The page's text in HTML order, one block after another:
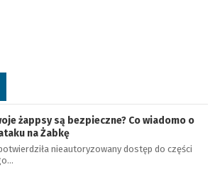
żappsy są bezpieczne? Co wiadomo o
na Żabkę
nieautoryzowany dostęp do części